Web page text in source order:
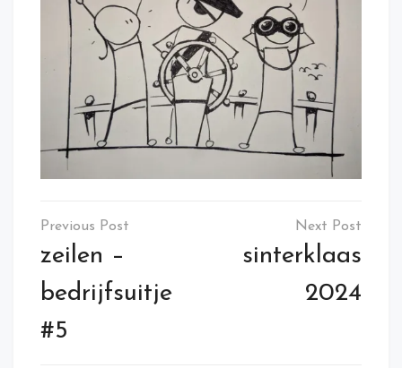
Post
navigation
zeilen –
bedrijfsuitje
#5
sinterklaas
2024